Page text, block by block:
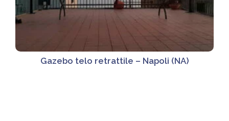
Gazebo telo retrattile – Napoli (NA)